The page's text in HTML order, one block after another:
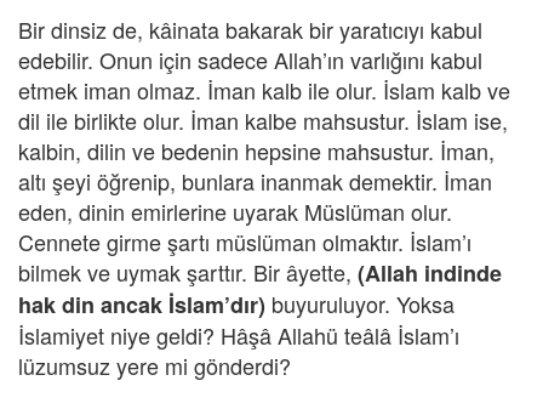
Bir dinsiz de, kâinata bakarak bir yaratıcıyı kabul
edebilir. Onun için sadece Allah’ın varlığını kabul
etmek iman olmaz. İman kalb ile olur. İslam kalb ve
dil ile birlikte olur. İman kalbe mahsustur. İslam ise,
kalbin, dilin ve bedenin hepsine mahsustur. İman,
altı şeyi öğrenip, bunlara inanmak demektir. İman
eden, dinin emirlerine uyarak Müslüman olur.
Cennete girme şartı müslüman olmaktır. İslam’ı
bilmek ve uymak şarttır. Bir âyette, (Allah indinde
hak din ancak İslam’dır) buyuruluyor. Yoksa
İslamiyet niye geldi? Hâşâ Allahü teâlâ İslam’ı
lüzumsuz yere mi gönderdi?